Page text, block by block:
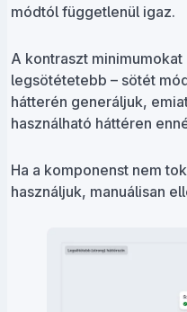
módtól függetlenül igaz.
A kontraszt minimumokat
legsötétetebb – sötét
hátterén generáljuk,
használható háttéren
Ha a komponenst nem
használjuk, manuálisan